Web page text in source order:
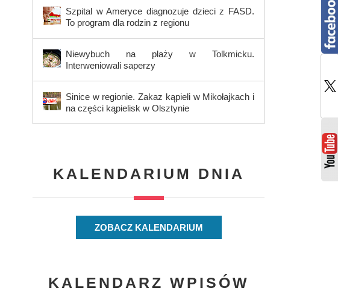
Szpital w Ameryce diagnozuje dzieci z FASD.
To program dla rodzin z regionu
Niewybuch na plaży w Tolkmicku.
Interweniowali saperzy
Sinice w regionie. Zakaz kąpieli w Mikołajkach i
na części kąpielisk w Olsztynie
KALENDARIUM DNIA
ZOBACZ KALENDARIUM
KALENDARZ WPISÓW